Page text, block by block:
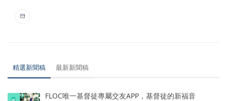
精選新聞稿 最新新聞稿
FLOC唯一基督徒專屬交友APP，基督徒的新福音